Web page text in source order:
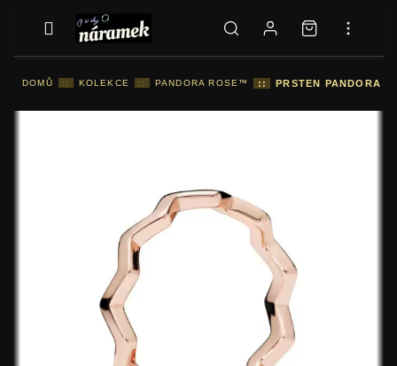
DOMŮ :: KOLEKCE :: PANDORA ROSE™ :: PRSTEN PANDORA